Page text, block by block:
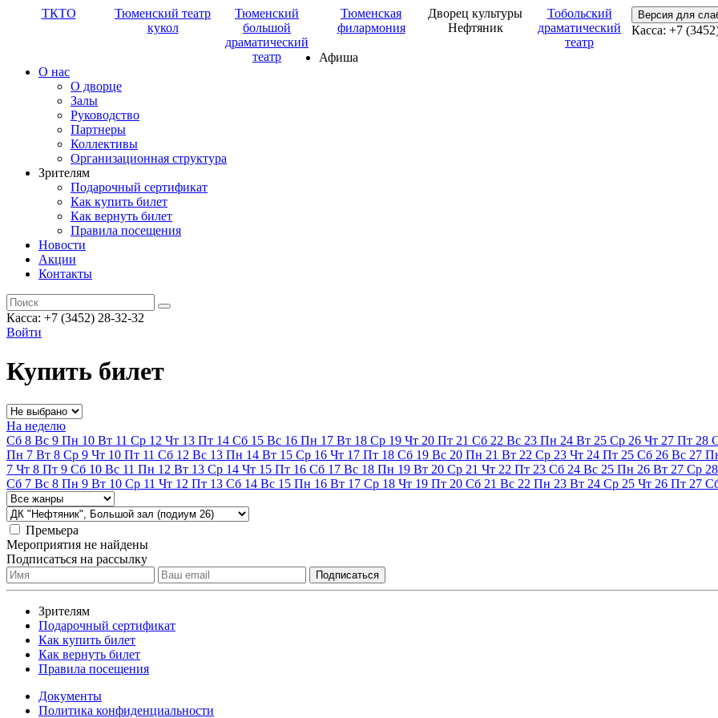
ТКТО
Тюменский театр
кукол
Тюменский
большой
драматический
театр
Тюменская
филармония
Дворец культуры
Нефтяник
Тобольский
драматический
театр
Версия для
Касса: +7
Афиша
О нас
О дворце
Залы
Руководство
Партнеры
Коллективы
Организационная структура
Зрителям
Подарочный сертификат
Как купить билет
Как вернуть билет
Правила посещения
Новости
Акции
Контакты
Касса: +7 (3452) 28-32-32
Войти
Купить билет
На неделю
Сб 8 Вс 9 Пн 10 Вт 11 Ср 12 Чт 13 Пт 14 Сб 15 Вс 16 Пн 17 Вт 18 Ср 19 Чт 20 Пт 21 Сб 22 Вс 23 Пн 24 Вт 25 Ср 26 Чт 27 Пт 28
Пн 7 Вт 8 Ср 9 Чт 10 Пт 11 Сб 12 Вс 13 Пн 14 Вт 15 Ср 16 Чт 17 Пт 18 Сб 19 Вс 20 Пн 21 Вт 22 Ср 23 Чт 24 Пт 25 Сб 26 Вс 27
7 Чт 8 Пт 9 Сб 10 Вс 11 Пн 12 Вт 13 Ср 14 Чт 15 Пт 16 Сб 17 Вс 18 Пн 19 Вт 20 Ср 21 Чт 22 Пт 23 Сб 24 Вс 25 Пн 26 Вт 27 Ср 28
Сб 7 Вс 8 Пн 9 Вт 10 Ср 11 Чт 12 Пт 13 Сб 14 Вс 15 Пн 16 Вт 17 Ср 18 Чт 19 Пт 20 Сб 21 Вс 22 Пн 23 Вт 24 Ср 25 Чт 26 Пт 27
Премьера
Мероприятия не найдены
Подписаться на рассылку
Зрителям
Подарочный сертификат
Как купить билет
Как вернуть билет
Правила посещения
Документы
Политика конфиденциальности